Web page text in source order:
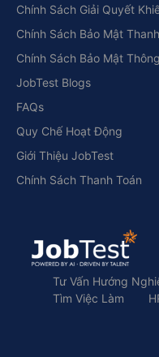
Chính Sách Giải Quyết
Chính Sách Bảo Mật
Chính Sách Bảo Mật
JobTest Blogs
FAQs
Quy Chế Hoạt Động
Giới Thiệu JobTest
Chính Sách Thanh Toán
Tư Vấn Hướng
Tìm Việc Làm